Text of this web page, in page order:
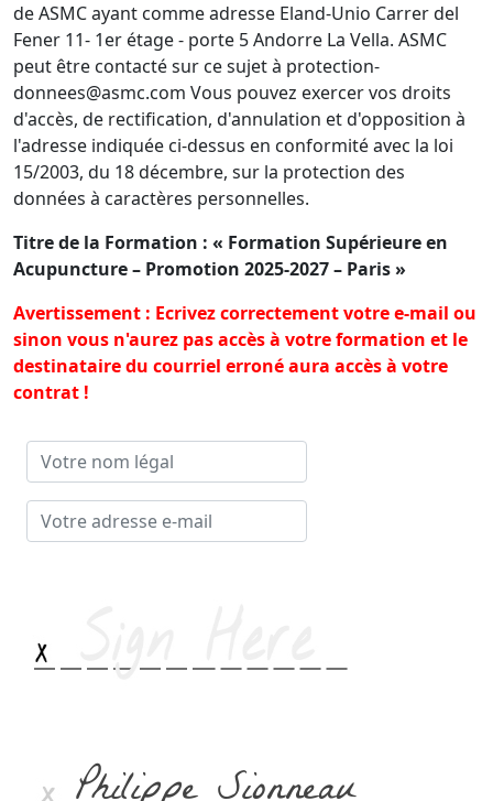
de ASMC ayant comme adresse Eland-Unio Carrer del
Fener 11- 1er étage - porte 5 Andorre La Vella. ASMC
peut être contacté sur ce sujet à protection-
donnees@asmc.com Vous pouvez exercer vos droits
d'accès, de rectification, d'annulation et d'opposition à
l'adresse indiquée ci-dessus en conformité avec la loi
15/2003, du 18 décembre, sur la protection des
données à caractères personnelles.
Titre de la Formation : « Formation Supérieure en
Acupuncture – Promotion 2025-2027 – Paris»
Avertissement : Ecrivez correctement votre e-mail ou
sinon vous n'aurez pas accès à votre formation et le
destinataire du courriel erroné aura accès à votre
contrat !
Votre
nom
légal
Votre
adresse